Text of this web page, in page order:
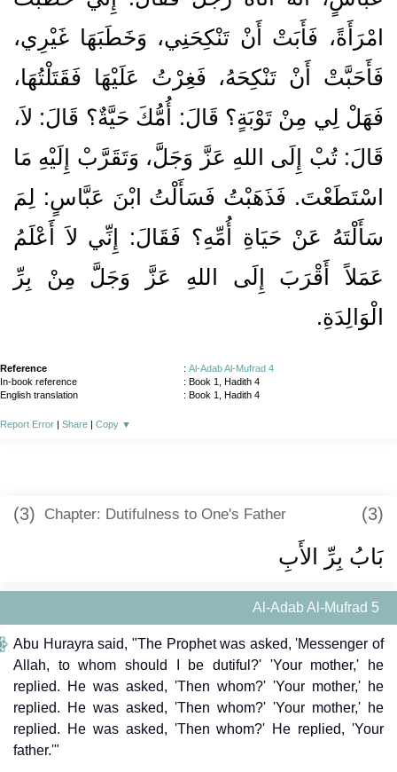
امْرَأَةً، فَأَبَتْ أَنْ تَنْكِحَنِي، وَخَطَبَهَا غَيْرِي،
فَأَحَبَّتْ أَنْ تَنْكِحَهُ، فَغِرْتُ عَلَيْهَا فَقَتَلْتُهَا،
فَهَلْ لِي مِنْ تَوْبَةٍ‏؟‏ قَالَ‏:‏ أُمُّكَ حَيَّةٌ‏؟‏ قَالَ‏:‏ لاَ،
قَالَ‏:‏ تُبْ إِلَى اللهِ عَزَّ وَجَلَّ، وَتَقَرَّبْ إِلَيْهِ مَا
اسْتَطَعْتَ‏.‏ فَذَهَبْتُ فَسَأَلْتُ ابْنَ عَبَّاسٍ‏:‏ لِمَ
سَأَلْتَهُ عَنْ حَيَاةِ أُمِّهِ‏؟‏ فَقَالَ‏:‏ إِنِّي لاَ أَعْلَمُ
عَمَلاً أَقْرَبَ إِلَى اللهِ عَزَّ وَجَلَّ مِنْ بِرِّ
الْوَالِدَةِ‏.‏
Reference : Al-Adab Al-Mufrad 4
In-book reference
: Book 1, Hadith 4
English translation
: Book 1, Hadith 4
Report Error | Share | Copy ▼
(3) Chapter: Dutifulness to One's Father (3)
بَابُ بِرِّ الأَبِ
Al-Adab Al-Mufrad 5
Abu Hurayra said, "The Prophet was asked, 'Messenger of
Allah, to whom should I be dutiful?' 'Your mother,' he
replied. He was asked, 'Then whom?' 'Your mother,' he
replied. He was asked, 'Then whom?' 'Your mother,' he
replied. He was asked, 'Then whom?' He replied, 'Your
father.'"